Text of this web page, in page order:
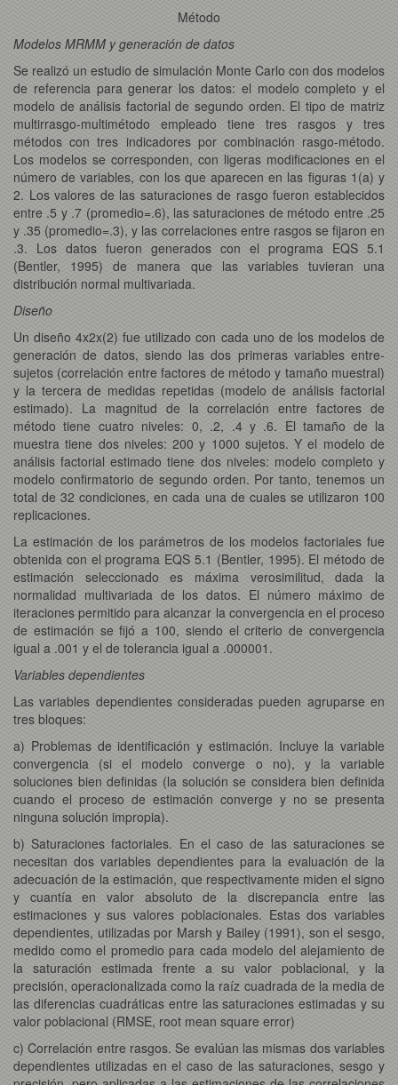
Método
Modelos MRMM y generación de datos
Se realizó un estudio de simulación Monte Carlo con dos modelos
de referencia para generar los datos: el modelo completo y el
modelo de análisis factorial de segundo orden. El tipo de matriz
multirrasgo-multimétodo empleado tiene tres rasgos y tres
métodos con tres indicadores por combinación rasgo-método.
Los modelos se corresponden, con ligeras modificaciones en el
número de variables, con los que aparecen en las figuras 1(a) y
2. Los valores de las saturaciones de rasgo fueron establecidos
entre .5 y .7 (promedio=.6), las saturaciones de método entre .25
y .35 (promedio=.3), y las correlaciones entre rasgos se fijaron en
.3. Los datos fueron generados con el programa EQS 5.1
(Bentler, 1995) de manera que las variables tuvieran una
distribución normal multivariada.
Diseño
Un diseño 4x2x(2) fue utilizado con cada uno de los modelos de
generación de datos, siendo las dos primeras variables entre-
sujetos (correlación entre factores de método y tamaño muestral)
y la tercera de medidas repetidas (modelo de análisis factorial
estimado). La magnitud de la correlación entre factores de
método tiene cuatro niveles: 0, .2, .4 y .6. El tamaño de la
muestra tiene dos niveles: 200 y 1000 sujetos. Y el modelo de
análisis factorial estimado tiene dos niveles: modelo completo y
modelo confirmatorio de segundo orden. Por tanto, tenemos un
total de 32 condiciones, en cada una de cuales se utilizaron 100
replicaciones.
La estimación de los parámetros de los modelos factoriales fue
obtenida con el programa EQS 5.1 (Bentler, 1995). El método de
estimación seleccionado es máxima verosimilitud, dada la
normalidad multivariada de los datos. El número máximo de
iteraciones permitido para alcanzar la convergencia en el proceso
de estimación se fijó a 100, siendo el criterio de convergencia
igual a .001 y el de tolerancia igual a .000001.
Variables dependientes
Las variables dependientes consideradas pueden agruparse en
tres bloques:
a) Problemas de identificación y estimación. Incluye la variable
convergencia (si el modelo converge o no), y la variable
soluciones bien definidas (la solución se considera bien definida
cuando el proceso de estimación converge y no se presenta
ninguna solución impropia).
b) Saturaciones factoriales. En el caso de las saturaciones se
necesitan dos variables dependientes para la evaluación de la
adecuación de la estimación, que respectivamente miden el signo
y cuantía en valor absoluto de la discrepancia entre las
estimaciones y sus valores poblacionales. Estas dos variables
dependientes, utilizadas por Marsh y Bailey (1991), son el sesgo,
medido como el promedio para cada modelo del alejamiento de
la saturación estimada frente a su valor poblacional, y la
precisión, operacionalizada como la raíz cuadrada de la media de
las diferencias cuadráticas entre las saturaciones estimadas y su
valor poblacional (RMSE, root mean square error)
c) Correlación entre rasgos. Se evalúan las mismas dos variables
dependientes utilizadas en el caso de las saturaciones, sesgo y